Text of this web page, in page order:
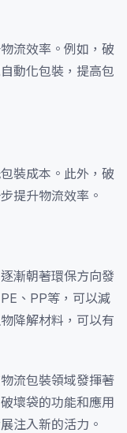
流效率。例如，破
動化包裝，提高包
裝成本。此外，破
提升物流效率。
漸朝著環保方向發
、PP等，可以減
降解材料，可以有
流包裝領域發揮著
壞袋的功能和應用
注入新的活力。